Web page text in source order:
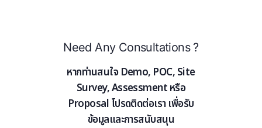
Need Any Consultations ?
หากท่านสนใจ Demo, POC, Site
Survey, Assessment หรือ
Proposal โปรดติดต่อเรา เพื่อรับ
ข้อมูลและการสนับสนุน